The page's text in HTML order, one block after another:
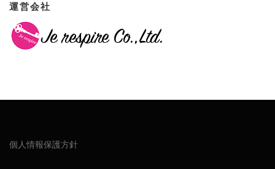
運営会社
個人情報保護方針